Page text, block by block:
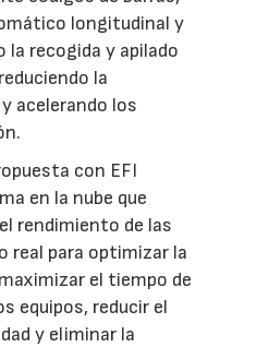
longitudinal y
recogida y apilado
la
acelerando los
con EFI
en la nube que
rendimiento de las
real para optimizar la
el tiempo de
equipos, reducir el
y eliminar la